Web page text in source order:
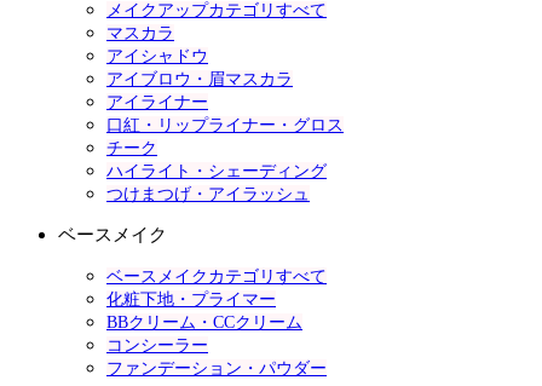
メイクアップカテゴリすべて
マスカラ
アイシャドウ
アイブロウ・眉マスカラ
アイライナー
口紅・リップライナー・グロス
チーク
ハイライト・シェーディング
つけまつげ・アイラッシュ
ベースメイク
ベースメイクカテゴリすべて
化粧下地・プライマー
BBクリーム・CCクリーム
コンシーラー
ファンデーション・パウダー